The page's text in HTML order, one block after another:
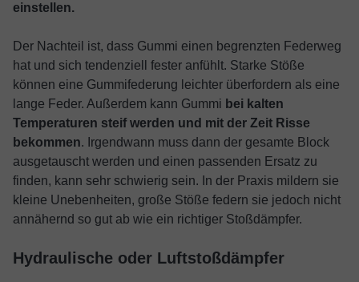
einstellen.
Der Nachteil ist, dass Gummi einen begrenzten Federweg
hat und sich tendenziell fester anfühlt. Starke Stöße
können eine Gummifederung leichter überfordern als eine
lange Feder. Außerdem kann Gummi bei kalten
Temperaturen steif werden und mit der Zeit Risse
bekommen. Irgendwann muss dann der gesamte Block
ausgetauscht werden und einen passenden Ersatz zu
finden, kann sehr schwierig sein. In der Praxis mildern sie
kleine Unebenheiten, große Stöße federn sie jedoch nicht
annähernd so gut ab wie ein richtiger Stoßdämpfer.
Hydraulische oder Luftstoßdämpfer